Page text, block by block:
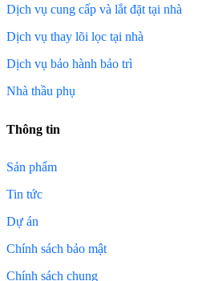
Dịch vụ cung cấp và lắt đặt tại nhà
Dịch vụ thay lõi lọc tại nhà
Dịch vụ bảo hành bảo trì
Nhà thầu phụ
Thông tin
Sản phẩm
Tin tức
Dự án
Chính sách bảo mật
Chính sách chung